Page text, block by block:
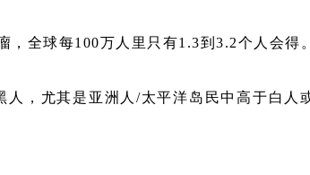
，全球每100万人里只有1.3到3.2个人会得
人，尤其是亚洲人/太平洋岛民中高于白人